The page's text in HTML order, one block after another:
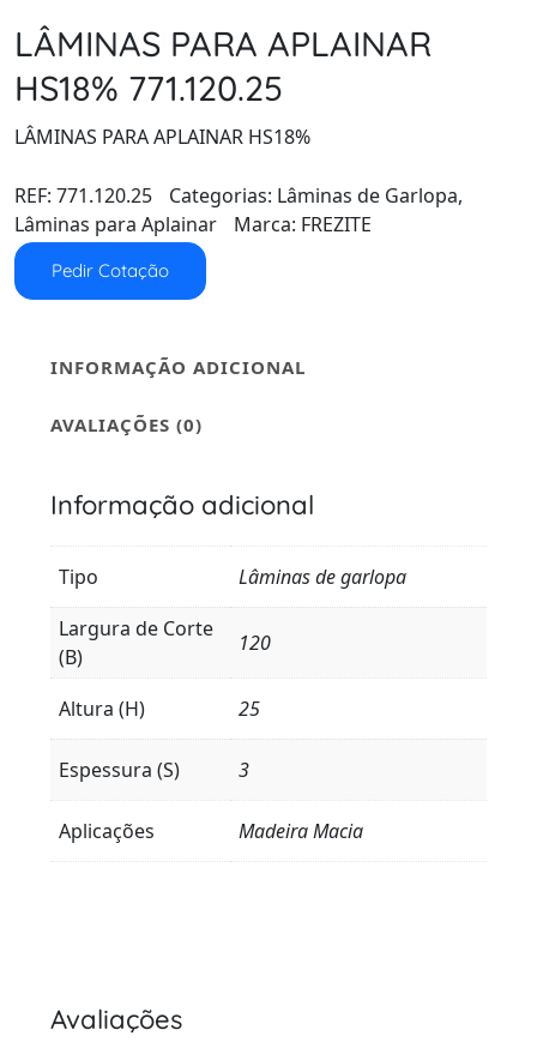
LÂMINAS PARA APLAINAR
HS18% 771.120.25
LÂMINAS PARA APLAINAR HS18%
REF: 771.120.25 Categorias: Lâminas de Garlopa,
Lâminas para Aplainar
Marca: FREZITE
Pedir Cotação
INFORMAÇÃO ADICIONAL
AVALIAÇÕES (0)
Informação adicional
Tipo
Lâminas de garlopa
Largura de Corte
(B)
120
Altura (H) 25
Espessura (S) 3
Aplicações Madeira Macia
Avaliações